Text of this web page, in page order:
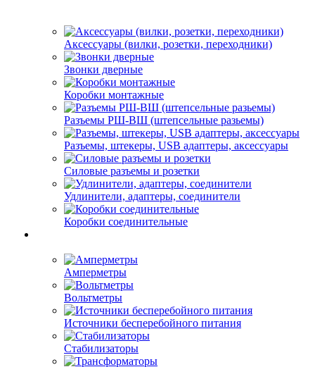
Аксессуары (вилки, розетки, переходники)
Звонки дверные
Коробки монтажные
Разъемы РШ-ВШ (штепсельные разьемы)
Разъемы, штекеры, USB адаптеры, аксессуары
Силовые разъемы и розетки
Удлинители, адаптеры, соединители
Коробки соединительные
Амперметры
Вольтметры
Источники бесперебойного питания
Стабилизаторы